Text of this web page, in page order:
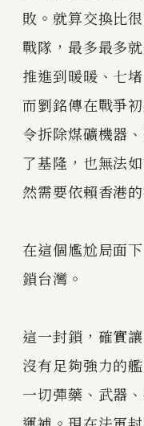
敗。就算交換比
戰隊，最多最多
推進到暖暖、七
而劉銘傳在戰爭
令拆除煤礦機器
了基隆，也無法
然需要依賴香港
在這個尷尬局面
鎖台灣。
這一封鎖，確實
沒有足夠強力的
一切彈藥、武器